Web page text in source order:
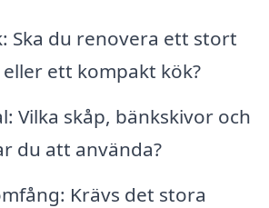
Ska du renovera ett stort
ett kompakt kök?
Vilka skåp, bänkskivor och
du att använda?
Krävs det stora